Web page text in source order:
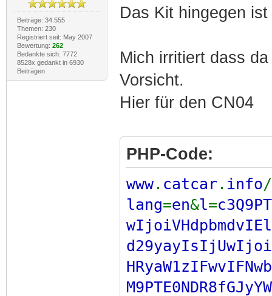
Beiträge: 34.555
Themen: 230
Registriert seit: May 2007
Bewertung: 262
Bedankte sich: 7772
8528x gedankt in 6930
Beiträgen
Das Kit hingegen
Mich irritiert dass
Vorsicht.
Hier für den CN04
PHP-Code:
www. catcar. info/
lang=en&l=